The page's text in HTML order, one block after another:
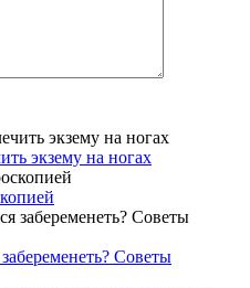
экзему на ногах
Советы